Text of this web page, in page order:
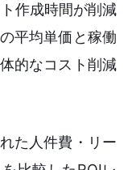
作成時間が削減
平均単価と稼働
的なコスト削減
た人件費・リー